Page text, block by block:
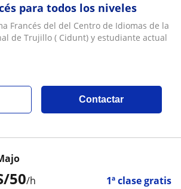
para todos los niveles
Francés del del Centro de Idiomas de la
de Trujillo ( Cidunt) y estudiante actual
Contactar
50/h 1ª clase gratis